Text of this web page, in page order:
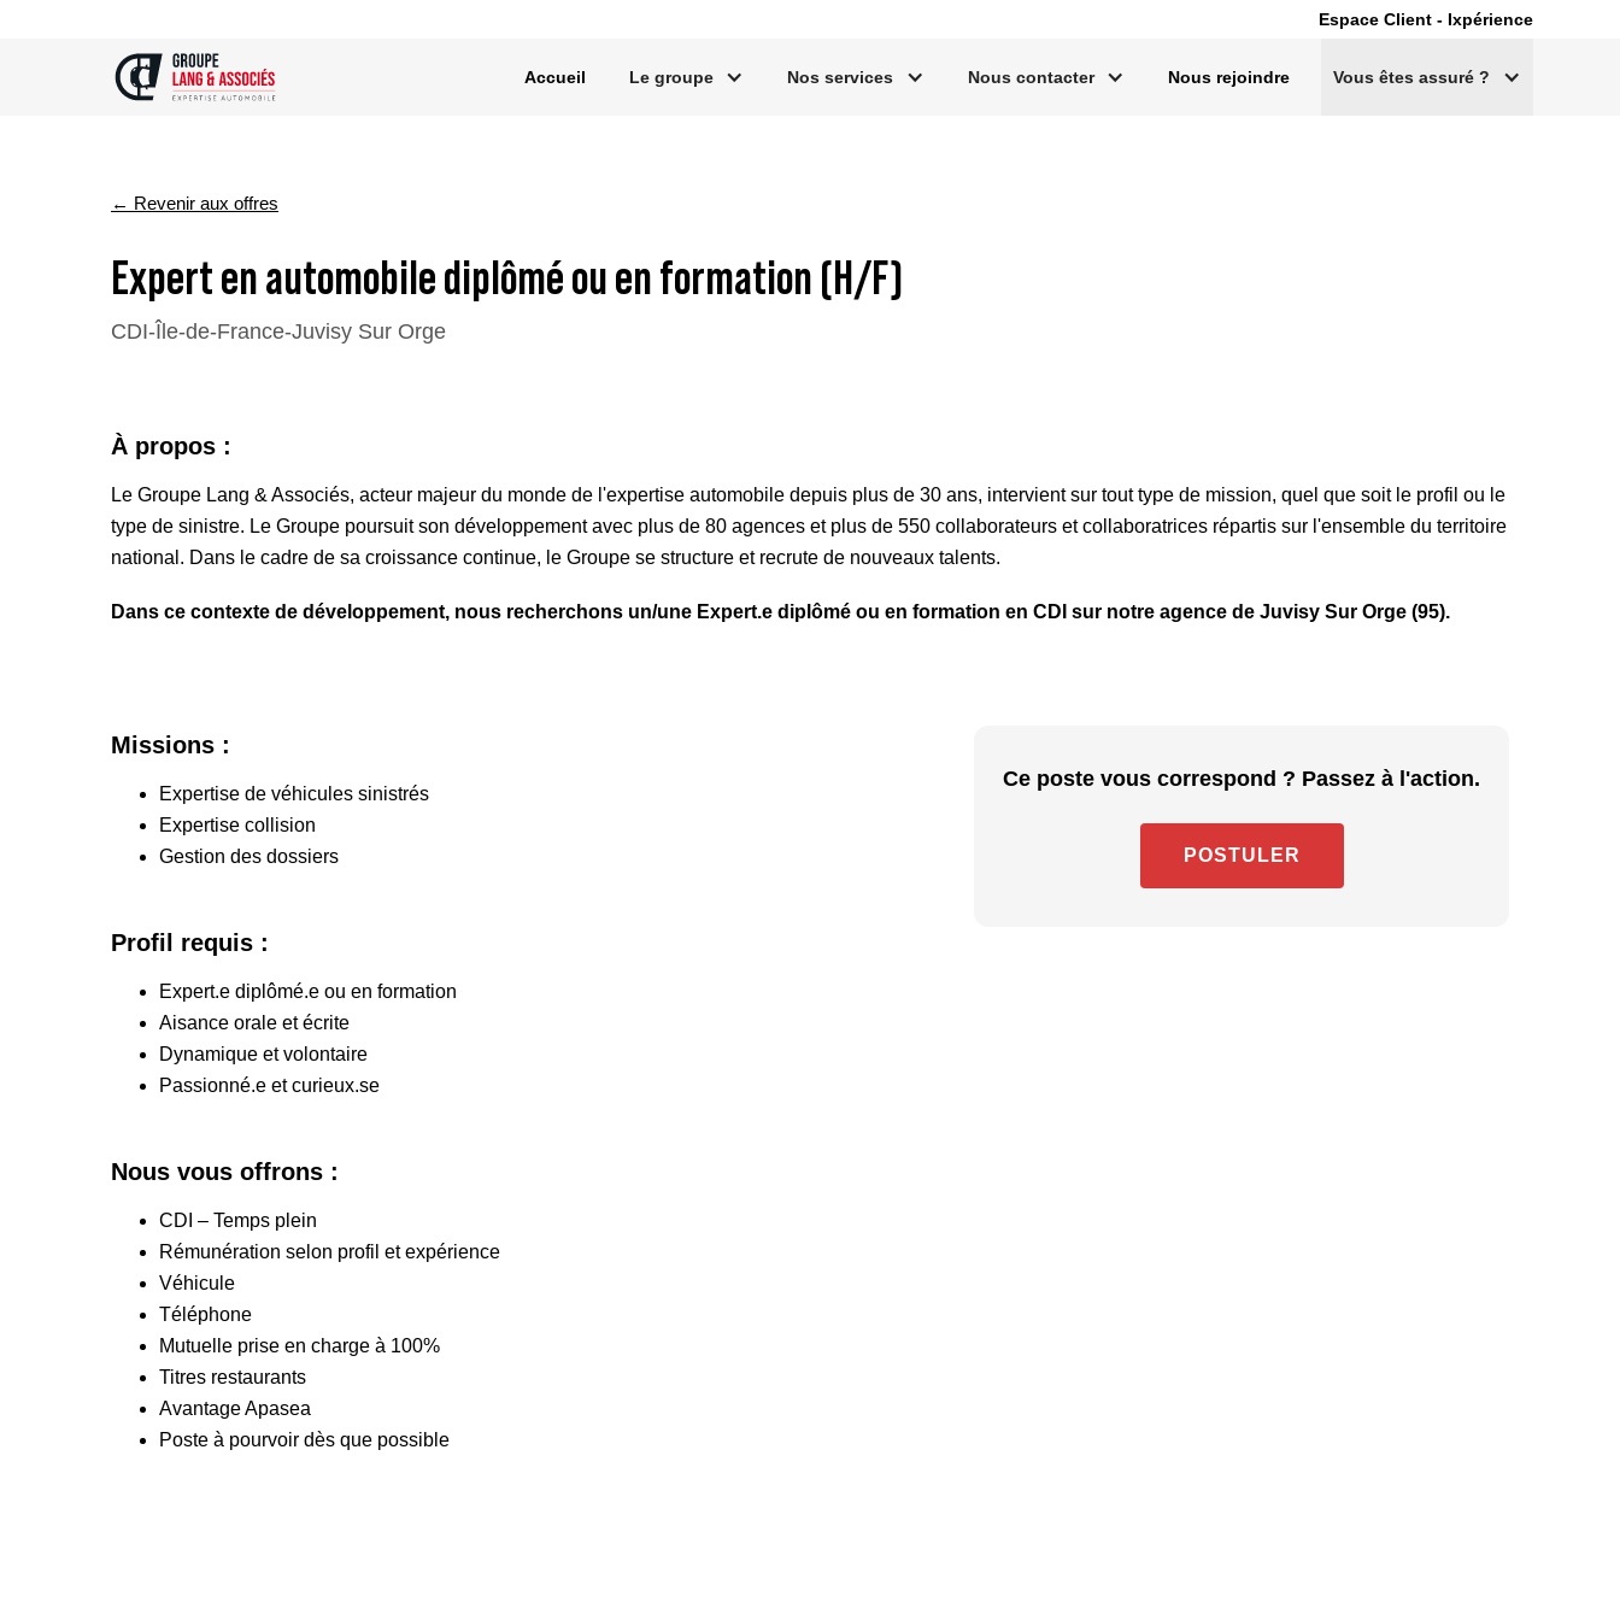
Espace Client - Ixpérience
Accueil Le groupe Nos services Nous contacter Nous rejoindre Vous êtes assuré ?
← Revenir aux offres
Expert en automobile diplômé ou en formation (H/F)
CDI-Île-de-France-Juvisy Sur Orge
À propos :
Le Groupe Lang & Associés, acteur majeur du monde de l'expertise automobile depuis plus de 30 ans, intervient sur tout type de mission, quel que soit le profil ou le
type de sinistre. Le Groupe poursuit son développement avec plus de 80 agences et plus de 550 collaborateurs et collaboratrices répartis sur l'ensemble du territoire
national. Dans le cadre de sa croissance continue, le Groupe se structure et recrute de nouveaux talents.
Dans ce contexte de développement, nous recherchons un/une Expert.e diplômé ou en formation en CDI sur notre agence de Juvisy Sur Orge (95).
Missions :
Expertise de véhicules sinistrés
Expertise collision
Gestion des dossiers
Profil requis :
Expert.e diplômé.e ou en formation
Aisance orale et écrite
Dynamique et volontaire
Passionné.e et curieux.se
Nous vous offrons :
CDI – Temps plein
Rémunération selon profil et expérience
Véhicule
Téléphone
Mutuelle prise en charge à 100%
Titres restaurants
Avantage Apasea
Poste à pourvoir dès que possible
Ce poste vous correspond ? Passez à l'action.
POSTULER